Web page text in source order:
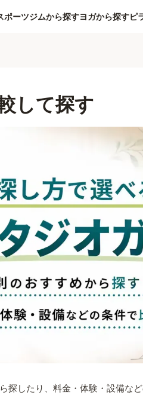
ポーツジムから探すヨガから探すピ
して探す
したり、料金・体験・設備など